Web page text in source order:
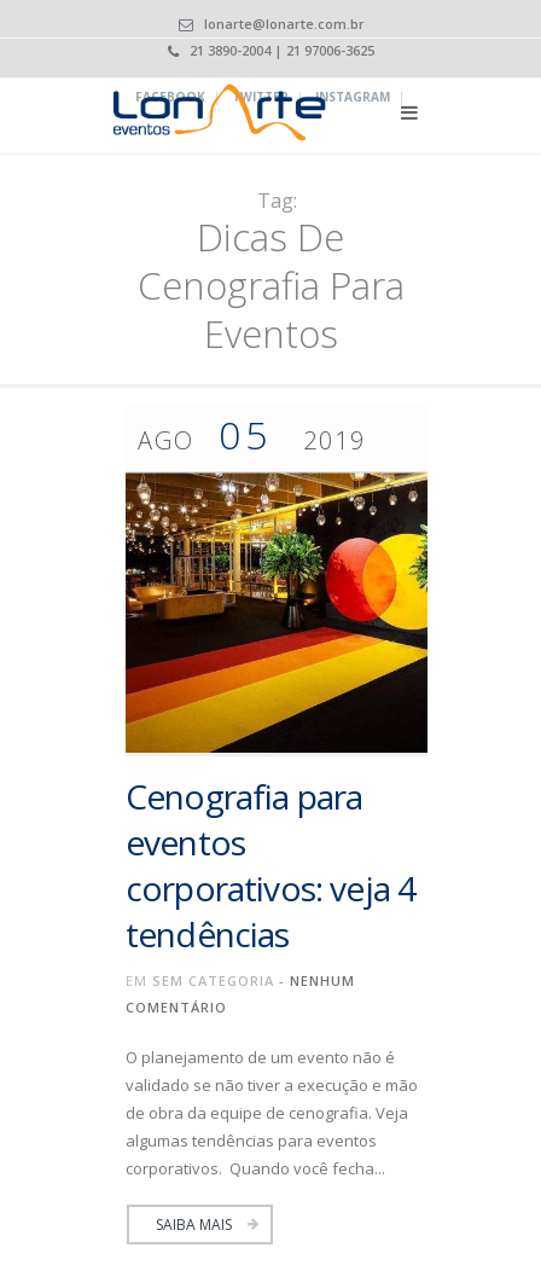
lonarte@lonarte.com.br
21 3890-2004 | 21 97006-3625
FACEBOOK | TWITTER | INSTAGRAM |
Tag:
Dicas De
Cenografia Para
Eventos
AGO 05 2019
Cenografia para
eventos
corporativos: veja 4
tendências
EM SEM CATEGORIA - NENHUM
COMENTÁRIO
O planejamento de um evento não é
validado se não tiver a execução e mão
de obra da equipe de cenografia. Veja
algumas tendências para eventos
corporativos. Quando você fecha...
SAIBA MAIS